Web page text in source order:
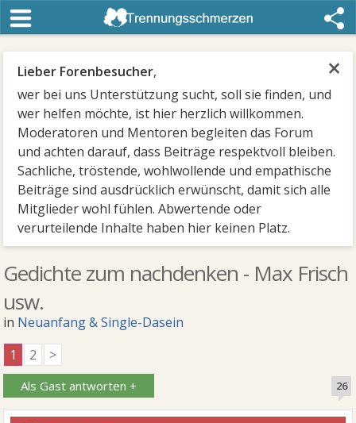
×
Lieber Forenbesucher,
wer bei uns Unterstützung sucht, soll sie finden, und
wer helfen möchte, ist hier herzlich willkommen.
Moderatoren und Mentoren begleiten das Forum
und achten darauf, dass Beiträge respektvoll bleiben.
Sachliche, tröstende, wohlwollende und empathische
Beiträge sind ausdrücklich erwünscht, damit sich alle
Mitglieder wohl fühlen. Abwertende oder
verurteilende Inhalte haben hier keinen Platz.
Gedichte zum nachdenken - Max Frisch
usw.
in Neuanfang & Single-Dasein
1
2 >
Als Gast antworten + 26